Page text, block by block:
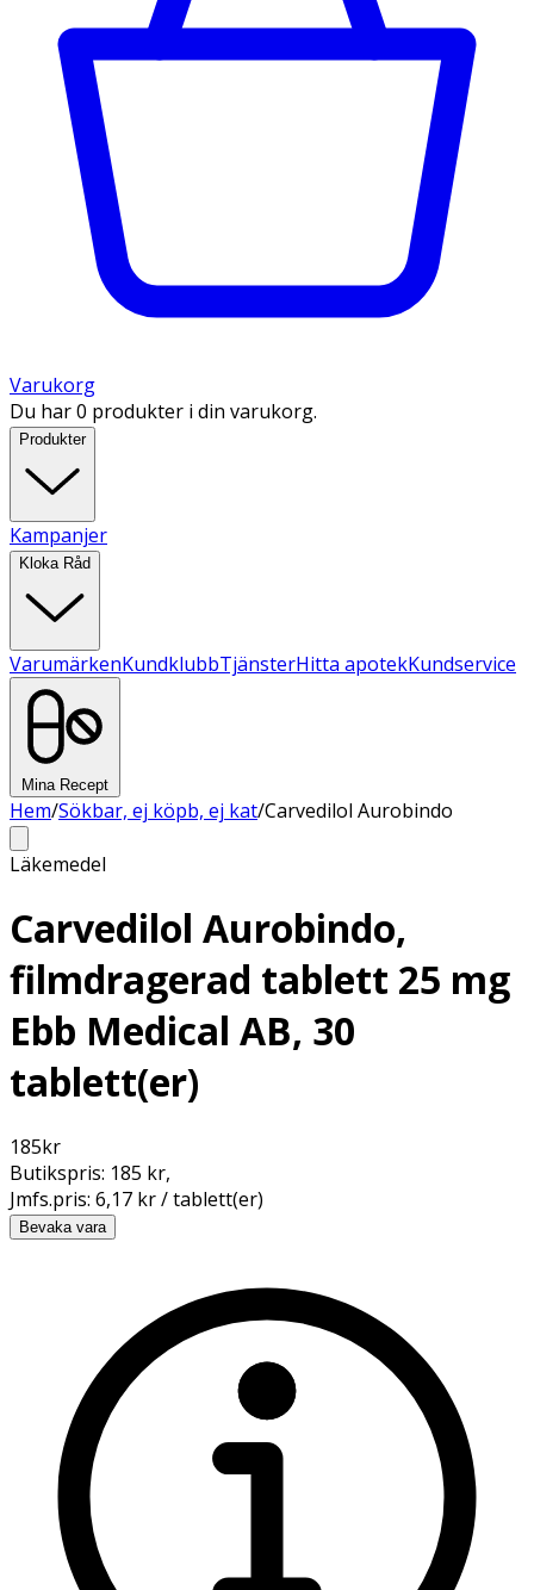
Varukorg
Du har 0 produkter i din varukorg.
Produkter
Kampanjer
Kloka Råd
VarumärkenKundklubbTjänsterHitta apotekKundservice
Mina Recept
Hem/Sökbar, ej köpb, ej kat/Carvedilol Aurobindo
Läkemedel
Carvedilol Aurobindo,
filmdragerad tablett 25 mg
Ebb Medical AB, 30
tablett(er)
185kr
Butikspris: 185 kr,
Jmfs.pris: 6,17 kr / tablett(er)
Bevaka vara